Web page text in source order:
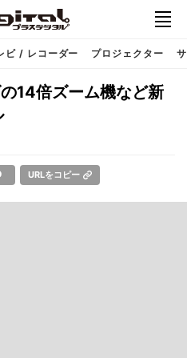
ビ / レコーダー プロジェクター
14倍ズーム機など新
URLをコピー